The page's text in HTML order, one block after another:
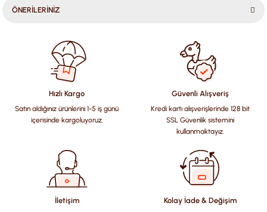
ÖNERİLERİNİZ
konularda yetersiz gördüğünüz noktaları öneri formunu
kullanarak tarafımıza iletebilirsiniz.
Görüş ve önerileriniz için teşekkür ederiz.
Ürün resmi kalitesiz, bozuk veya görüntülenemiyor.
Ürün açıklamasında eksik bilgiler bulunuyor.
Ürün bilgilerinde hatalar bulunuyor.
Ürün fiyatı diğer sitelerden daha pahalı.
Bu ürüne benzer farklı alternatifler olmalı.
Hızlı Kargo
Satın aldığınız ürünlerini 1-5 iş günü
içerisinde kargoluyoruz.
Güvenli Alışveriş
Kredi kartı alışverişlerinde 128 bit
SSL Güvenlik sistemini
kullanmaktayız.
İletişim Kolay İade & Değişim